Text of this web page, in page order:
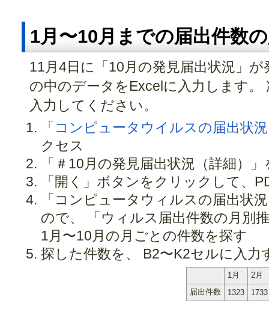
1月〜10月までの届出件数
11月4日に「10月の発見届出状況」
の中のデータをExcelに入力します
入力してください。
「コンピュータウイルスの届出状
クセス
「＃10月の発見届出状況（詳細）
「開く」ボタンをクリックして、
「コンピュータウィルスの届出状
ので、 「ウィルス届出件数の月別
1月〜10月の月ごとの件数を探す
探した件数を、 B2〜K2セルに入力
1月
2月
届出件数
1323 1733